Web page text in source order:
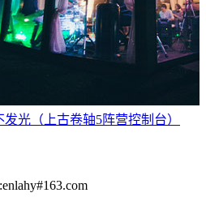
发光（上古卷轴5阵营控制台）